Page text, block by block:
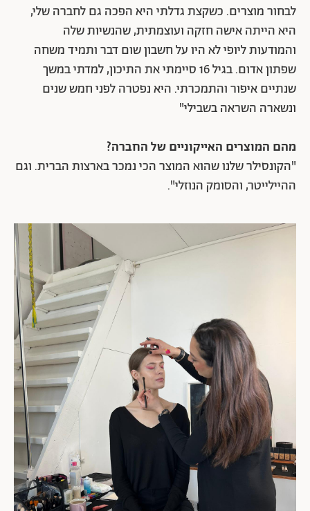
לבחור מוצרים. כשקצת גדלתי היא הפכה גם לחברה שלי,
היא הייתה אישה חזקה ועוצמתית, שהנשיות שלה
והמודעות ליופי לא היו על חשבון שום דבר ותמיד משחה
שפתון אדום. בגיל 16 סיימתי את התיכון, למדתי במשך
שנתיים איפור והתמכרתי. היא נפטרה לפני חמש שנים
ונשארה השראה בשבילי"
מהם המוצרים האייקוניים של החברה?
"הקונסילר שלנו שהוא המוצר הכי נמכר בארצות הברית. וגם
ההיילייטר, והסומק הנוזלי".